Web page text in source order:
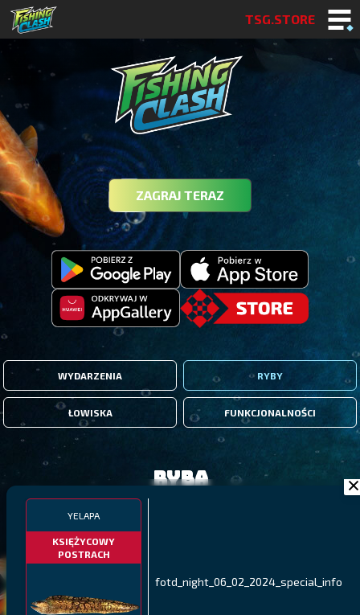
TSG.STORE
ZAGRAJ TERAZ
WYDARZENIA RYBY
ŁOWISKA FUNKCJONALNOŚCI
YELAPA
KSIĘŻYCOWY
POSTRACH
fotd_night_06_02_2024_special_info
Ryba
PYSZCZAK ZACHODNI
PÓŁNOCNE FIORDY WYSPY GALAPAGOS